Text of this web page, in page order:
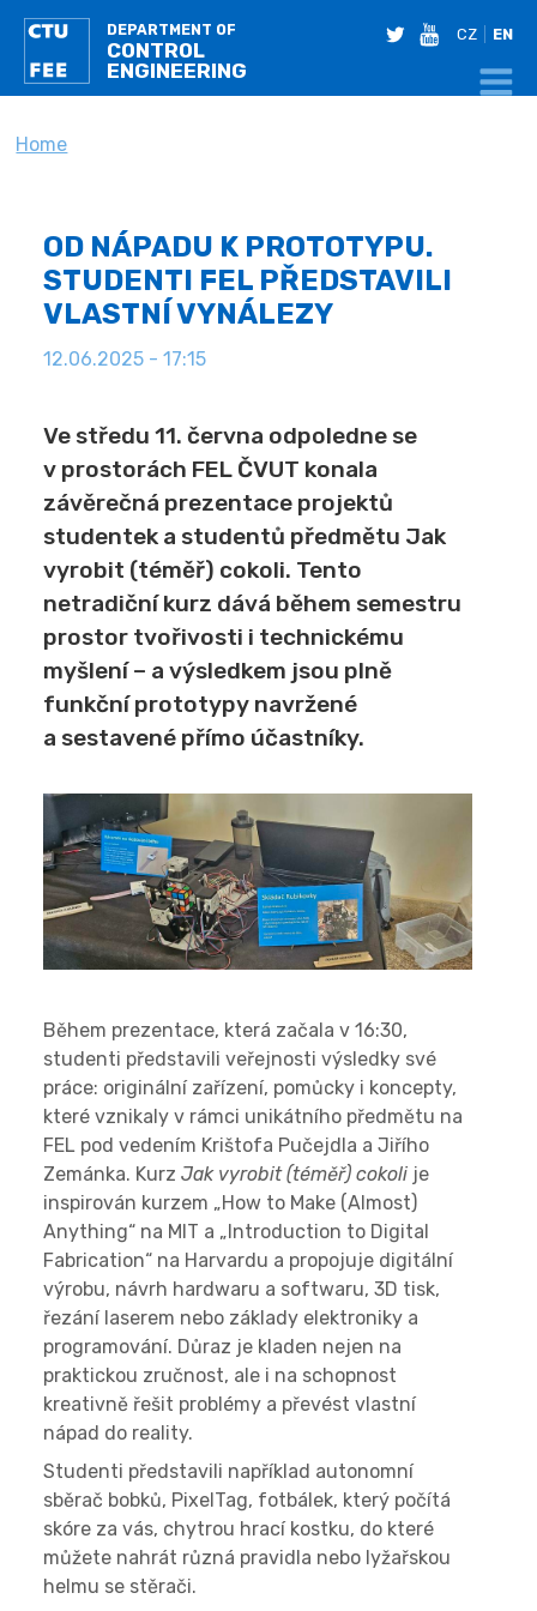
DEPARTMENT OF
CONTROL
ENGINEERING
twitteryoutube
CZ EN
YOU ARE HERE
Home
OD NÁPADU K PROTOTYPU.
STUDENTI FEL PŘEDSTAVILI
VLASTNÍ VYNÁLEZY
12.06.2025 - 17:15
Ve středu 11. června odpoledne se
v prostorách FEL ČVUT konala
závěrečná prezentace projektů
studentek a studentů předmětu Jak
vyrobit (téměř) cokoli. Tento
netradiční kurz dává během semestru
prostor tvořivosti i technickému
myšlení – a výsledkem jsou plně
funkční prototypy navržené
a sestavené přímo účastníky.
Během prezentace, která začala v 16:30,
studenti představili veřejnosti výsledky své
práce: originální zařízení, pomůcky i koncepty,
které vznikaly v rámci unikátního předmětu na
FEL pod vedením Krištofa Pučejdla a Jiřího
Zemánka. Kurz Jak vyrobit (téměř) cokolije
inspirován kurzem „How to Make (Almost)
Anything“ na MIT a „Introduction to Digital
Fabrication“ na Harvardu a propojuje digitální
výrobu, návrh hardwaru a softwaru, 3D tisk,
řezání laserem nebo základy elektroniky a
programování. Důraz je kladen nejen na
praktickou zručnost, ale i na schopnost
kreativně řešit problémy a převést vlastní
nápad do reality.
Studenti představili například autonomní
sběrač bobků, PixelTag, fotbálek, který počítá
skóre za vás, chytrou hrací kostku, do které
můžete nahrát různá pravidla nebo lyžařskou
helmu se stěrači.